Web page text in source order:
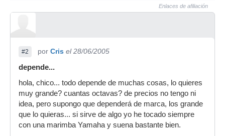
Enlaces de afiliación
#2 por Cris el 28/06/2005
depende...
hola, chico... todo depende de muchas cosas, lo quieres
muy grande? cuantas octavas? de precios no tengo ni
idea, pero supongo que dependerá de marca, los grande
que lo quieras... si sirve de algo yo he tocado siempre
con una marimba Yamaha y suena bastante bien.